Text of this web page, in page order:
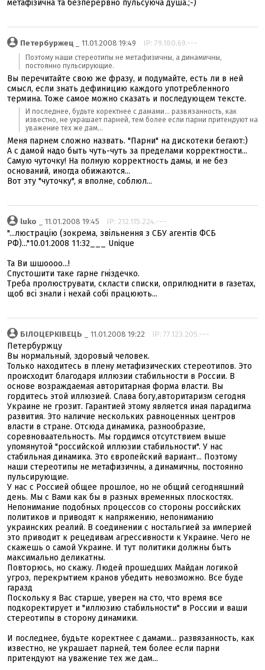
метафізична та безперервно пульсуюча душа.;-)
Петербуржец _ 11.01.2008 19:49 IP: 79.180.69.---
Поэтому наши стереотипы не метафизичны, а динамичны,
постоянно пульсирующие.
Вы перечитайте свою же фразу, и подумайте, есть ли в ней
смысл, если знать дефиницию каждого употребленного
термина. Тоже самое можно сказать и последующем тексте.
И последнее, будьте коректнее с дамами... развязанность, как
известно, не украшает парней, тем более если парни притендуют на
уважение тех же дам...
Меня парнем сложно назвать. "Парни" на дискотеки бегают:)
А с дамой надо быть чуть-чуть за пределами корректности...
Самую чуточку! На полную корректность дамы, и не без
оснований, иногда обижаются...
Вот эту "чуточку", я вполне, соблюл...
luko _ 11.01.2008 19:45 IP: 212.115.224.---
"...люстрацію (зокрема, звільнення з СБУ агентів ФСБ
РФ)..."10.01.2008 11:32___ Unique
Та Ви шшоооо...!
Спустошити таке гарне гніздечко.
Треба пролюструвати, скласти списки, оприлюднити в газетах,
щоб всі знали і нехай собі працюють...
БІЛОЦЕРКІВЕЦЬ _ 11.01.2008 19:22 IP: 77.123.205.---
Петербуржцу
Вы нормальный, здоровый человек.
Только находитесь в плену метафизических стереотипов. Это
происходит благодаря иллюзии стабильности в России. В
основе возраждаемая авторитарная форма власти. Вы
гордитесь этой иллюзией. Слава богу,авторитаризм сегодня
Украине не грозит. Гарантией этому является иная парадигма
развития. Это наличие нескольких равноценных центров
власти в стране. Отсюда динамика, разнообразие,
соревноваательность. Мы гордимся отсутствием выше
упомянутой "российской иллюзии стабильности". У нас
стабильная динамика. Это європейский вариант... Поэтому
наши стереотипы не метафизичны, а динамичны, постоянно
пульсирующие.
У нас с Россией общее прошлое, но не общий сегодняшний
день. Мы с Вами как бы в разных временных плоскостях.
Непонимание подобных процессов со стороны российских
политиков и приводят к напряжению, непониманию
украинских реалий. В соединении с ностальгией за империей
это приводит к рецедивам агрессивности к Украине. Чего не
скажешь о самой Украине. И тут политики должны быть
максимально деликатны.
Повторюсь, но скажу. Людей прошедших Майдан логикой
угроз, перекрытием кранов убедить невозможно. Все буде
гаразд
Поскольку я Вас старше, уверен на сто, что время все
подкоректирует и "иллюзию стабильности" в России и ваши
стереотипы в сторону динамики.
И последнее, будьте коректнее с дамами... развязанность, как
известно, не украшает парней, тем более если парни
притендуют на уважение тех же дам...